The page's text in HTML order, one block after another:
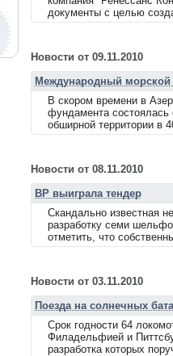
документы с целью
Новости от 09.11.2010
Международный морской
В скором времени в
фундамента состоялась
обширной территории в
Новости от 08.11.2010
BP выиграла тендер
Скандально известная
разработку семи
отметить, что
Новости от 03.11.2010
Поезда на солнечных
Срок годности 64
Филадельфией и
разработка которых